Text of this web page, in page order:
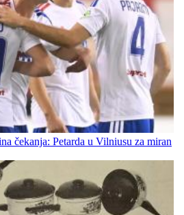
čekanja: Petarda u Vilniusu za miran